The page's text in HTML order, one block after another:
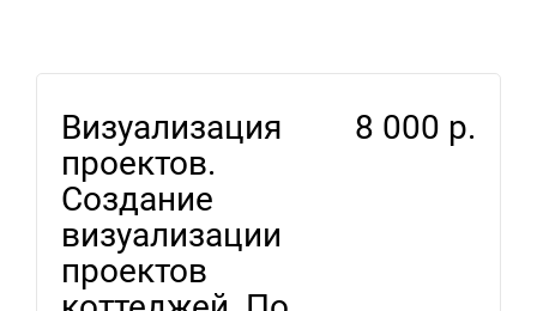
Визуализация
проектов.
Создание
визуализации
проектов
8 000 р.